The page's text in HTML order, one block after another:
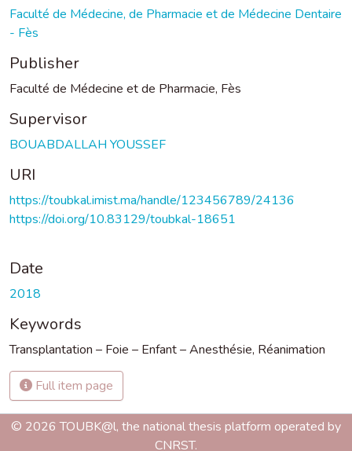
Faculté de Médecine, de Pharmacie et de Médecine Dentaire
- Fès
Publisher
Faculté de Médecine et de Pharmacie, Fès
Supervisor
BOUABDALLAH YOUSSEF
URI
https://toubkal.imist.ma/handle/123456789/24136
https://doi.org/10.83129/toubkal-18651
Date
2018
Keywords
Transplantation – Foie – Enfant – Anesthésie, Réanimation
Full item page
© 2026 TOUBK@l, the national thesis platform operated by
CNRST.